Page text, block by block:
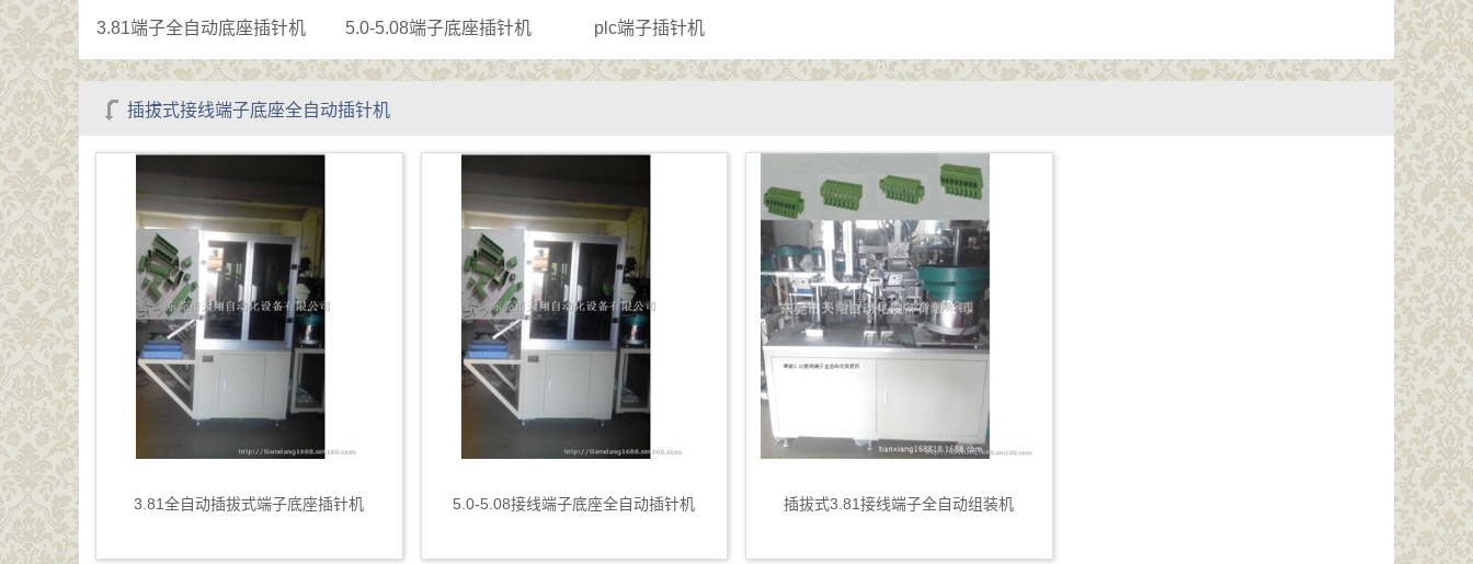
3.81端子全自动底座插针机 5.0-5.08端子底座插针机 plc端子插针机
插拔式接线端子底座全自动插针机
3.81全自动插拔式端子底座插针机 5.0-5.08接线端子底座全自动插针机 插拔式3.81接线端子全自动组装机